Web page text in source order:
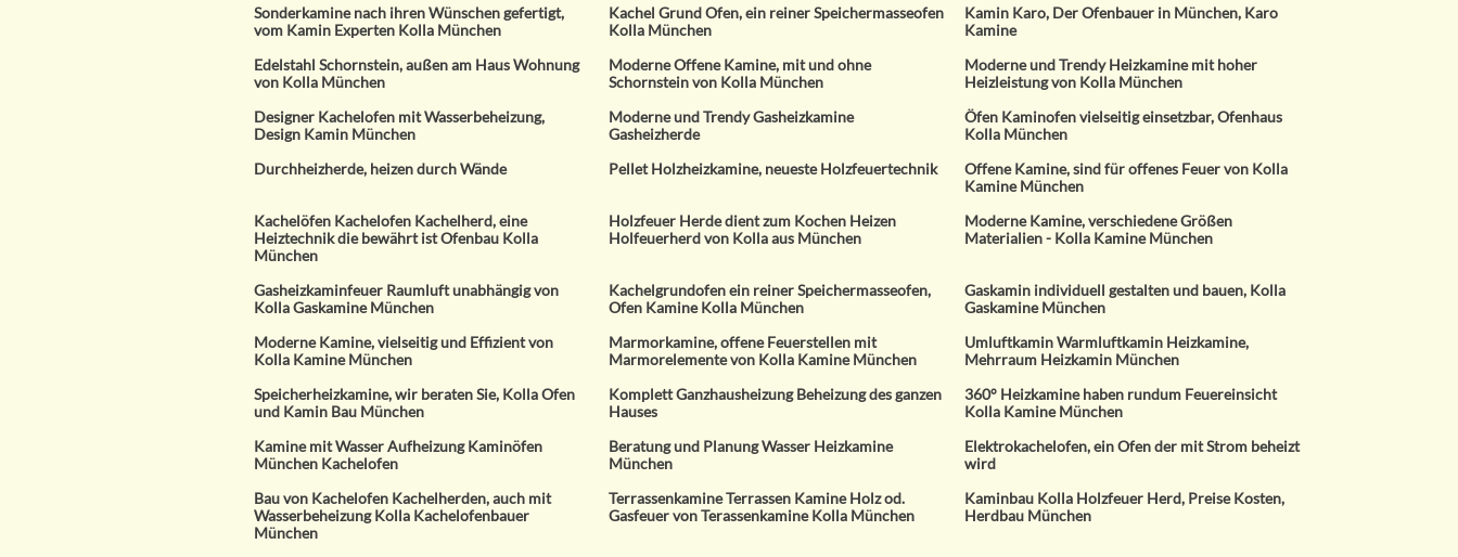
Sonderkamine nach ihren Wünschen gefertigt,
vom Kamin Experten Kolla München
Kachel Grund Ofen, ein reiner Speichermasseofen
Kolla München
Kamin Karo, Der Ofenbauer in München, Karo
Kamine
Edelstahl Schornstein, außen am Haus Wohnung
von Kolla München
Moderne Offene Kamine, mit und ohne
Schornstein von Kolla München
Moderne und Trendy Heizkamine mit hoher
Heizleistung von Kolla München
Designer Kachelofen mit Wasserbeheizung,
Design Kamin München
Moderne und Trendy Gasheizkamine
Gasheizherde
Öfen Kaminofen vielseitig einsetzbar, Ofenhaus
Kolla München
Durchheizherde, heizen durch Wände
Pellet Holzheizkamine, neueste Holzfeuertechnik
Offene Kamine, sind für offenes Feuer von Kolla
Kamine München
Kachelöfen Kachelofen Kachelherd, eine
Heiztechnik die bewährt ist Ofenbau Kolla
München
Holzfeuer Herde dient zum Kochen Heizen
Holfeuerherd von Kolla aus München
Moderne Kamine, verschiedene Größen
Materialien - Kolla Kamine München
Gasheizkaminfeuer Raumluft unabhängig von
Kolla Gaskamine München
Kachelgrundofen ein reiner Speichermasseofen,
Ofen Kamine Kolla München
Gaskamin individuell gestalten und bauen, Kolla
Gaskamine München
Moderne Kamine, vielseitig und Effizient von
Kolla Kamine München
Marmorkamine, offene Feuerstellen mit
Marmorelemente von Kolla Kamine München
Umluftkamin Warmluftkamin Heizkamine,
Mehrraum Heizkamin München
Speicherheizkamine, wir beraten Sie, Kolla Ofen
und Kamin Bau München
Komplett Ganzhausheizung Beheizung des ganzen
Hauses
360° Heizkamine haben rundum Feuereinsicht
Kolla Kamine München
Kamine mit Wasser Aufheizung Kaminöfen
München Kachelofen
Beratung und Planung Wasser Heizkamine
München
Elektrokachelofen, ein Ofen der mit Strom beheizt
wird
Bau von Kachelofen Kachelherden, auch mit
Wasserbeheizung Kolla Kachelofenbauer
München
Terrassenkamine Terrassen Kamine Holz od.
Gasfeuer von Terassenkamine Kolla München
Kaminbau Kolla Holzfeuer Herd, Preise Kosten,
Herdbau München